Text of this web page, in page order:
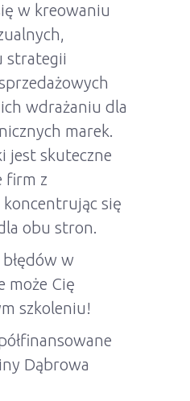
w kreowaniu
strategii
wdrażaniu dla
marek.
jest skuteczne
firm z
się
obu stron.
w
może Cię
szkoleniu!
Dąbrowa